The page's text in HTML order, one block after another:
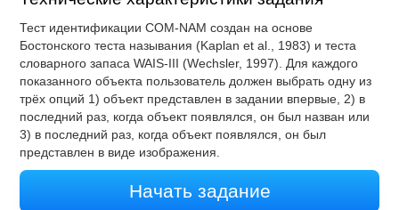
Тест идентификации COM-NAM создан на основе
Бостонского теста называния (Kaplan et al., 1983) и теста
словарного запаса WAIS-III (Wechsler, 1997). Для каждого
показанного объекта пользователь должен выбрать одну из
трёх опций 1) объект представлен в задании впервые, 2) в
последний раз, когда объект появлялся, он был назван или
3) в последний раз, когда объект появлялся, он был
представлен в виде изображения.
Начать задание